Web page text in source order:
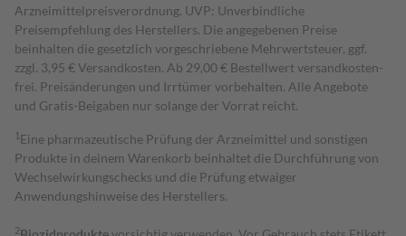
Arzneimittelpreisverordnung. UVP: Unverbindliche
Preisempfehlung des Herstellers. Die angegebenen Preise
beinhalten die gesetzlich vorgeschriebene Mehrwertsteuer, ggf.
zzgl. 3,95 € Versandkosten. Ab 29,00 € Bestell­wert versand­kosten­
frei. Preisänderungen und Irrtümer vorbehalten. Alle Angebote
und Gratis-Beigaben nur solange der Vorrat reicht.
1 Eine pharmazeutische Prüfung der Arzneimittel und sonstigen
Produkte in deinem Warenkorb beinhaltet die Durchführung von
Wechselwirkungschecks und die Prüfung etwaiger
Anwendungshinweise des Herstellers.
2